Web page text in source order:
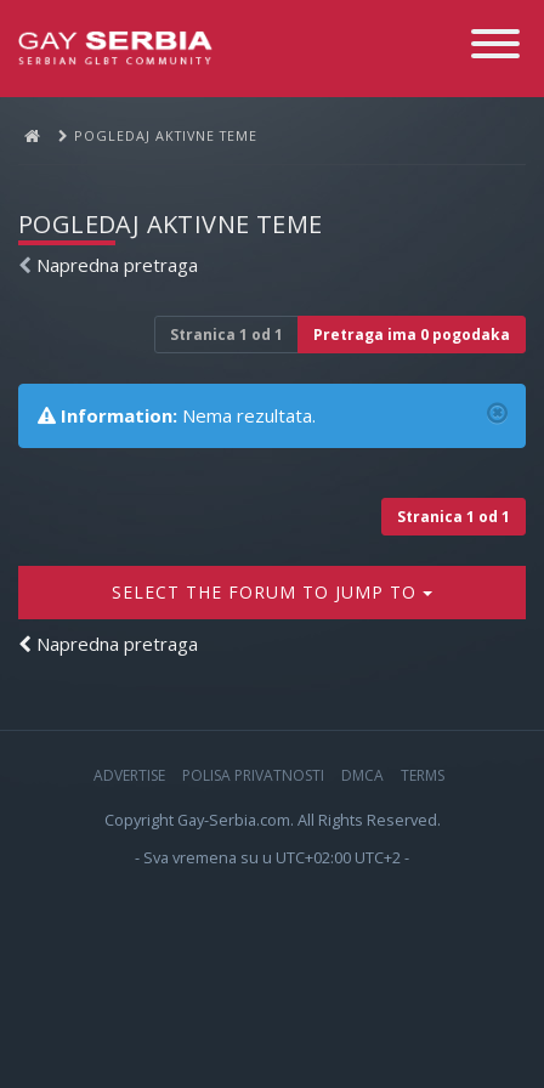
Toggle
POGLEDAJ AKTIVNE TEME
POGLEDAJ AKTIVNE TEME
Napredna pretraga
Stranica 1 od 1 Pretraga ima 0 pogodaka
Information: Nema rezultata.
Stranica 1 od 1
SELECT THE FORUM TO JUMP TO
Napredna pretraga
ADVERTISE POLISA PRIVATNOSTI DMCA TERMS
Copyright Gay-Serbia.com. All Rights Reserved.
- Sva vremena su u UTC+02:00 UTC+2 -